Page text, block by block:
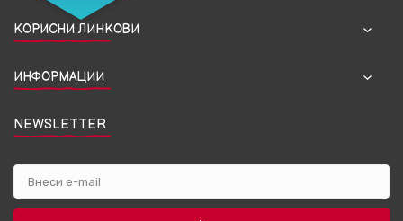
КОРИСНИ ЛИНКОВИ
ИНФОРМАЦИИ
NEWSLETTER